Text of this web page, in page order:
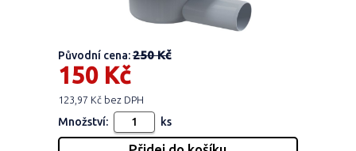
Původní cena:250 Kč
150 Kč
123,97 Kč bez DPH
Množství: ks